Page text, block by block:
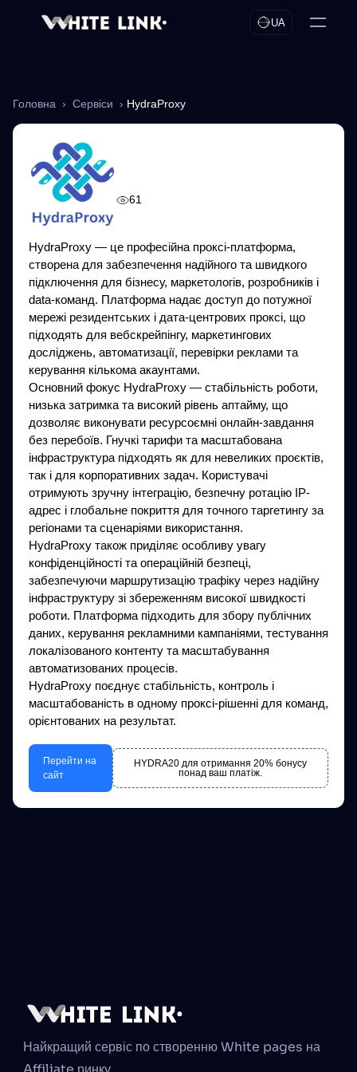
UA
Головна › Сервіси › HydraProxy
61
HydraProxy — це професійна проксі-платформа,
створена для забезпечення надійного та швидкого
підключення для бізнесу, маркетологів, розробників і
data-команд. Платформа надає доступ до потужної
мережі резидентських і дата-центрових проксі, що
підходять для вебскрейпінгу, маркетингових
досліджень, автоматизації, перевірки реклами та
керування кількома акаунтами.
Основний фокус HydraProxy — стабільність роботи,
низька затримка та високий рівень аптайму, що
дозволяє виконувати ресурсоємні онлайн-завдання
без перебоїв. Гнучкі тарифи та масштабована
інфраструктура підходять як для невеликих проєктів,
так і для корпоративних задач. Користувачі
отримують зручну інтеграцію, безпечну ротацію IP-
адрес і глобальне покриття для точного таргетингу за
регіонами та сценаріями використання.
HydraProxy також приділяє особливу увагу
конфіденційності та операційній безпеці,
забезпечуючи маршрутизацію трафіку через надійну
інфраструктуру зі збереженням високої швидкості
роботи. Платформа підходить для збору публічних
даних, керування рекламними кампаніями, тестування
локалізованого контенту та масштабування
автоматизованих процесів.
HydraProxy поєднує стабільність, контроль і
масштабованість в одному проксі-рішенні для команд,
орієнтованих на результат.
Перейти на
сайт
HYDRA20 для отримання 20% бонусу
понад ваш платіж.
Найкращий сервіс по створенню White pages на